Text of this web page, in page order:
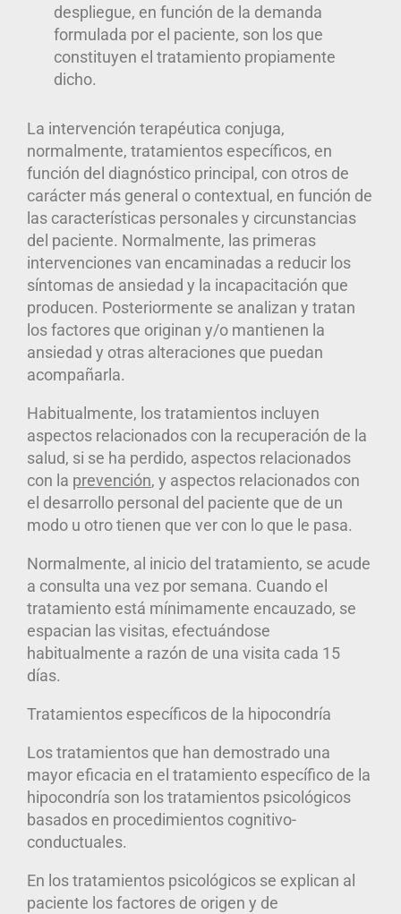
despliegue, en función de la demanda
formulada por el paciente, son los que
constituyen el tratamiento propiamente
dicho.
La intervención terapéutica conjuga,
normalmente, tratamientos específicos, en
función del diagnóstico principal, con otros de
carácter más general o contextual, en función de
las características personales y circunstancias
del paciente. Normalmente, las primeras
intervenciones van encaminadas a reducir los
síntomas de ansiedad y la incapacitación que
producen. Posteriormente se analizan y tratan
los factores que originan y/o mantienen la
ansiedad y otras alteraciones que puedan
acompañarla.
Habitualmente, los tratamientos incluyen
aspectos relacionados con la recuperación de la
salud, si se ha perdido, aspectos relacionados
con la prevención, y aspectos relacionados con
el desarrollo personal del paciente que de un
modo u otro tienen que ver con lo que le pasa.
Normalmente, al inicio del tratamiento, se acude
a consulta una vez por semana. Cuando el
tratamiento está mínimamente encauzado, se
espacian las visitas, efectuándose
habitualmente a razón de una visita cada 15
días.
Tratamientos específicos de la hipocondría
Los tratamientos que han demostrado una
mayor eficacia en el tratamiento específico de la
hipocondría son los tratamientos psicológicos
basados en procedimientos cognitivo-
conductuales.
En los tratamientos psicológicos se explican al
paciente los factores de origen y de